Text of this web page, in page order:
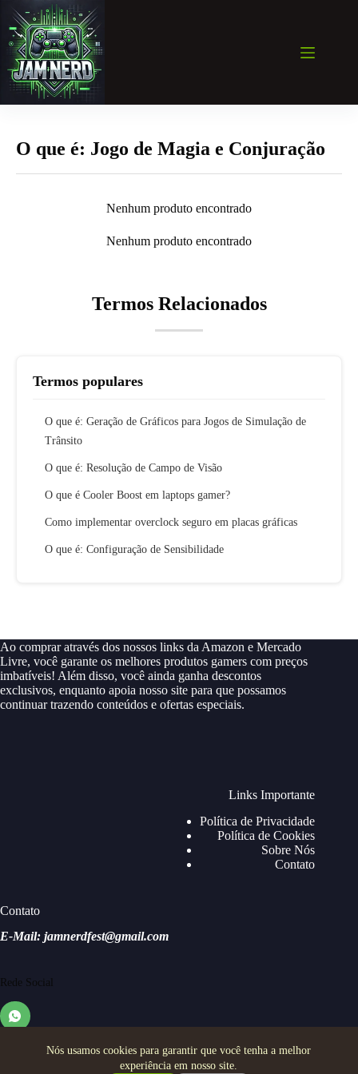
para
conteúdo
Nós usamos cookies para garantir que você tenha a melhor
experiência em nosso site.
O que é: Jogo de Magia e Conjuração
Nenhum produto encontrado
Nenhum produto encontrado
Termos Relacionados
Termos populares
O que é: Geração de Gráficos para Jogos de Simulação de
Trânsito
O que é: Resolução de Campo de Visão
O que é Cooler Boost em laptops gamer?
Como implementar overclock seguro em placas gráficas
O que é: Configuração de Sensibilidade
Ao comprar através dos nossos links da Amazon e Mercado
Livre, você garante os melhores produtos gamers com preços
imbatíveis! Além disso, você ainda ganha descontos
exclusivos, enquanto apoia nosso site para que possamos
continuar trazendo conteúdos e ofertas especiais.
Links Importante
Política de Privacidade
Política de Cookies
Sobre Nós
Contato
Contato
E-Mail: jamnerdfest@gmail.com
Rede Social